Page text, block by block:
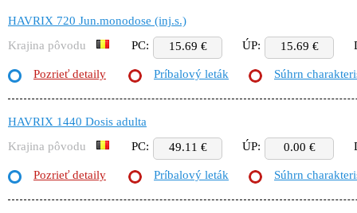
HAVRIX 720 Jun.monodose (inj.s.)
Krajina pôvodu
PC: 15.69 € ÚP: 15.69 €
Pozrieť detaily Príbalový leták Súhrn
HAVRIX 1440 Dosis adulta
Krajina pôvodu
PC: 49.11 € ÚP: 0.00 €
Pozrieť detaily Príbalový leták Súhrn